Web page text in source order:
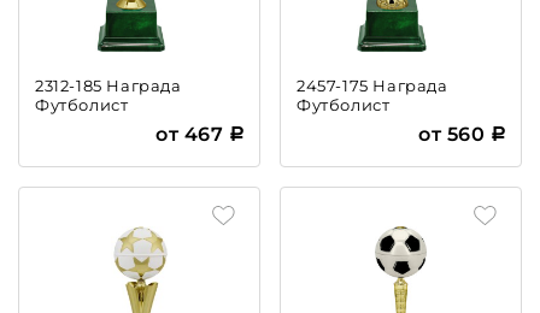
2312-185 Награда
Футболист
от 467
2457-175 Награда
Футболист
от 560